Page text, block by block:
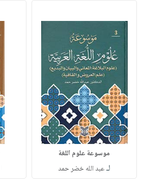
موسوعة علوم اللغة
لـعبد الله خضر حمد